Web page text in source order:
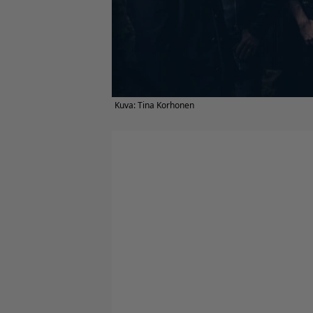
Kuva: Tina Korhonen